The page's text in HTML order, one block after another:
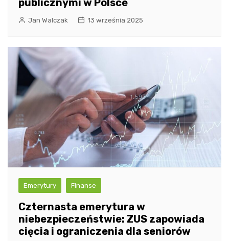
Jan Walczak 13 września 2025
Emerytury Finanse
Czternasta emerytura w
niebezpieczeństwie: ZUS zapowiada
cięcia i ograniczenia dla seniorów